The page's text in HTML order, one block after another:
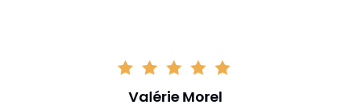
Valérie Morel